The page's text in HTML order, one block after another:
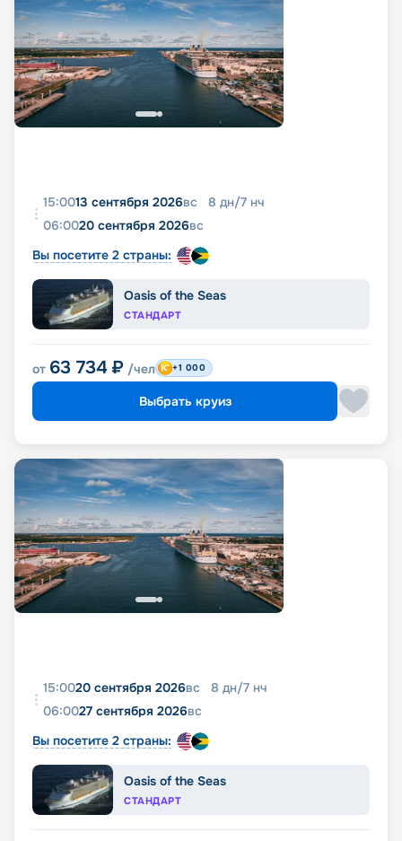
15:0013 сентября 2026вс 8 дн/7 нч
06:0020 сентября 2026вс
Вы посетите 2 страны:
Oasis of the Seas
СТАНДАРТ
от 63 734 ₽ /чел +1 000
Выбрать круиз
15:0020 сентября 2026вс 8 дн/7 нч
06:0027 сентября 2026вс
Вы посетите 2 страны:
Oasis of the Seas
СТАНДАРТ